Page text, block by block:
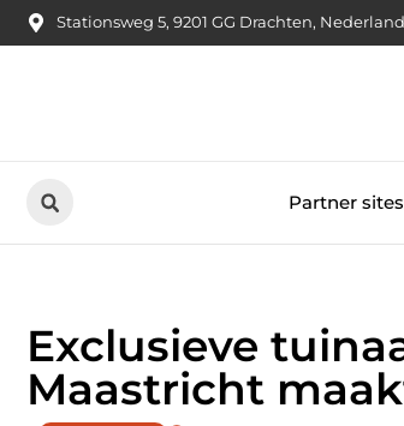
Stationsweg 5, 9201 GG Drachten, Nederland
Partner sites
Exclusieve
Maastricht